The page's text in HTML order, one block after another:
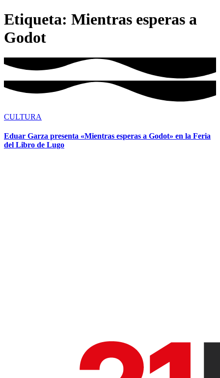
Etiqueta: Mientras esperas a
Godot
CULTURA
Eduar Garza presenta «Mientras esperas a Godot» en la Feria
del Libro de Lugo